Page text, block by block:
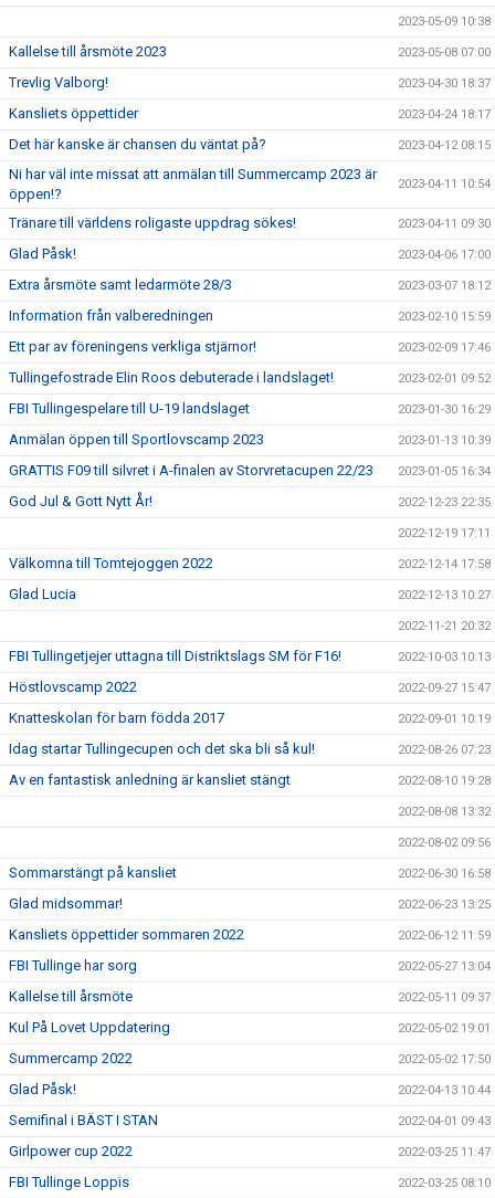
2023-05-09 10:38
Kallelse till årsmöte 2023 2023-05-08 07:00
Trevlig Valborg! 2023-04-30 18:37
Kansliets öppettider 2023-04-24 18:17
Det här kanske är chansen du väntat på? 2023-04-12 08:15
Ni har väl inte missat att anmälan till Summercamp 2023 är
öppen!?
2023-04-11 10:54
Tränare till världens roligaste uppdrag sökes! 2023-04-11 09:30
Glad Påsk! 2023-04-06 17:00
Extra årsmöte samt ledarmöte 28/3 2023-03-07 18:12
Information från valberedningen 2023-02-10 15:59
Ett par av föreningens verkliga stjärnor! 2023-02-09 17:46
Tullingefostrade Elin Roos debuterade i landslaget! 2023-02-01 09:52
FBI Tullingespelare till U-19 landslaget 2023-01-30 16:29
Anmälan öppen till Sportlovscamp 2023 2023-01-13 10:39
GRATTIS F09 till silvret i A-finalen av Storvretacupen 22/23 2023-01-05 16:34
God Jul & Gott Nytt År! 2022-12-23 22:35
2022-12-19 17:11
Välkomna till Tomtejoggen 2022 2022-12-14 17:58
Glad Lucia 2022-12-13 10:27
2022-11-21 20:32
FBI Tullingetjejer uttagna till Distriktslags SM för F16! 2022-10-03 10:13
Höstlovscamp 2022 2022-09-27 15:47
Knatteskolan för barn födda 2017 2022-09-01 10:19
Idag startar Tullingecupen och det ska bli så kul! 2022-08-26 07:23
Av en fantastisk anledning är kansliet stängt 2022-08-10 19:28
2022-08-08 13:32
2022-08-02 09:56
Sommarstängt på kansliet 2022-06-30 16:58
Glad midsommar! 2022-06-23 13:25
Kansliets öppettider sommaren 2022 2022-06-12 11:59
FBI Tullinge har sorg 2022-05-27 13:04
Kallelse till årsmöte 2022-05-11 09:37
Kul På Lovet Uppdatering 2022-05-02 19:01
Summercamp 2022 2022-05-02 17:50
Glad Påsk! 2022-04-13 10:44
Semifinal i BÄST I STAN 2022-04-01 09:43
Girlpower cup 2022 2022-03-25 11:47
FBI Tullinge Loppis 2022-03-25 08:10